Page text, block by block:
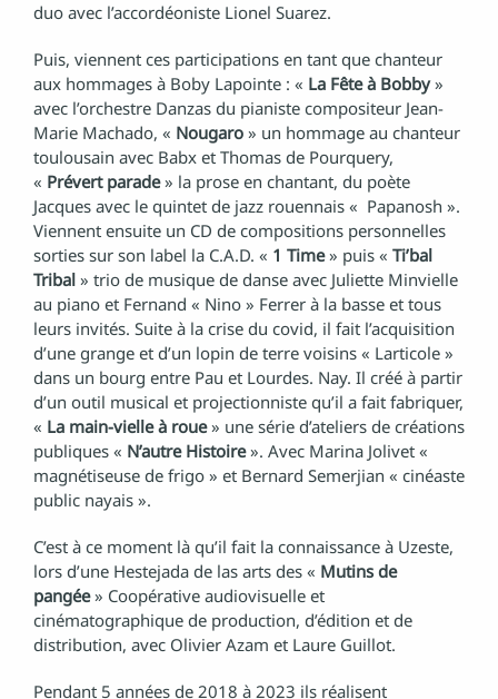
duo avec l’accordéoniste Lionel Suarez.
Puis, viennent ces participations en tant que chanteur
aux hommages à Boby Lapointe : « La Fête à Bobby»
avec l’orchestre Danzas du pianiste compositeur Jean-
Marie Machado, « Nougaro » un hommage au chanteur
toulousain avec Babx et Thomas de Pourquery,
« Prévert parade» la prose en chantant, du poète
Jacques avec le quintet de jazz rouennais « Papanosh ».
Viennent ensuite un CD de compositions personnelles
sorties sur son label la C.A.D. « 1 Time» puis « Ti’bal
Tribal » trio de musique de danse avec Juliette Minvielle
au piano et Fernand « Nino » Ferrer à la basse et tous
leurs invités. Suite à la crise du covid, il fait l’acquisition
d’une grange et d’un lopin de terre voisins « Larticole »
dans un bourg entre Pau et Lourdes. Nay. Il créé à partir
d’un outil musical et projectionniste qu’il a fait fabriquer,
« La main-vielle à roue» une série d’ateliers de créations
publiques « N’autre Histoire». Avec Marina Jolivet «
magnétiseuse de frigo » et Bernard Semerjian « cinéaste
public nayais ».
C’est à ce moment là qu’il fait la connaissance à Uzeste,
lors d’une Hestejada de las arts des « Mutins de
pangée» Coopérative audiovisuelle et
cinématographique de production, d’édition et de
distribution, avec Olivier Azam et Laure Guillot.
Pendant 5 années de 2018 à 2023 ils réalisent